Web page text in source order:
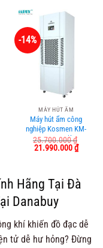
₫.
₫.
-14%
MÁY HÚT ẨM
Máy hút ẩm công
nghiệp Kosmen KM-
180S 180 lít
25.700.000₫
Giá
21.990.000₫Giá
hiện
Hãng Tại Đà
Danabuy
khí khiến đồ đạc dễ
tử dễ hư hỏng? Đừng